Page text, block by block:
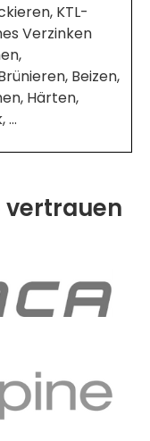
KTL-
Verzinken
Beizen,
Härten,
…
vertrauen